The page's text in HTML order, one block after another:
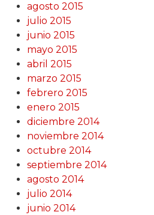
agosto 2015
julio 2015
junio 2015
mayo 2015
abril 2015
marzo 2015
febrero 2015
enero 2015
diciembre 2014
noviembre 2014
octubre 2014
septiembre 2014
agosto 2014
julio 2014
junio 2014